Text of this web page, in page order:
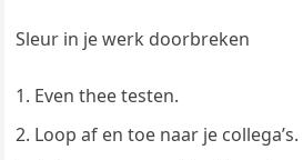
Sleur in je werk doorbreken
Even thee testen.
Loop af en toe naar je collega’s.